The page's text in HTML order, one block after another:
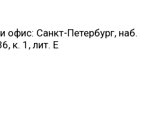
офис: Санкт-Петербург, наб.
к. 1, лит. Е